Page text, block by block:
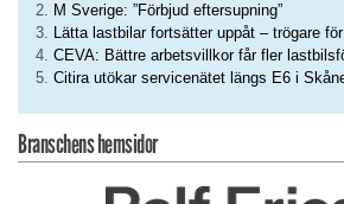
M Sverige: ”Förbjud eftersupning”
Lätta lastbilar fortsätter uppåt – trögare
CEVA: Bättre arbetsvillkor får fler
Citira utökar servicenätet längs E6 i
Branschens hemsidor